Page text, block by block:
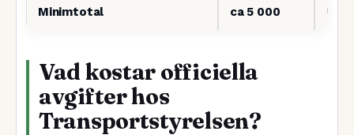
Minimtotal ca 5 000
Vad kostar officiella
avgifter hos
Transportstyrelsen?